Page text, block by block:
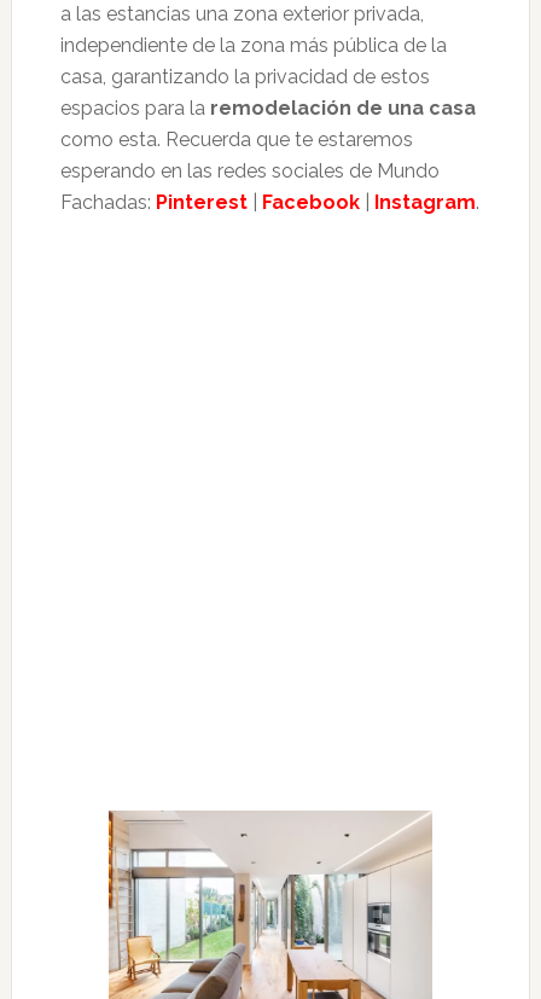
a las estancias una zona exterior privada,
independiente de la zona más pública de la
casa, garantizando la privacidad de estos
espacios para la remodelación de una casa
como esta. Recuerda que te estaremos
esperando en las redes sociales de Mundo
Fachadas: Pinterest| Facebook| Instagram.